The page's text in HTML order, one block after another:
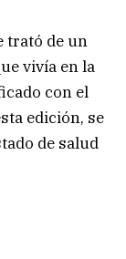
trató de un
vivía en la
con el
edición, se
de salud